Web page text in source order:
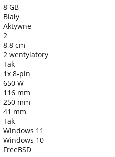
8 GB
Biały
Aktywne
2
8,8 cm
2 wentylatory
Tak
1x 8-pin
650 W
116 mm
250 mm
41 mm
Tak
Windows 11
Windows 10
FreeBSD